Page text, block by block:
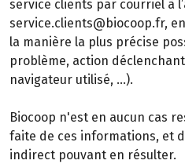
service clients par courriel à
service.clients@biocoop.fr,
la manière la plus précise
problème, action
navigateur utilisé, …).
Biocoop n'est en aucun cas
faite de ces informations, et
indirect pouvant en résulter.